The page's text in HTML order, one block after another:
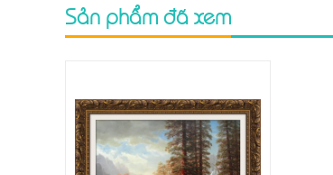
Sản phẩm đã xem